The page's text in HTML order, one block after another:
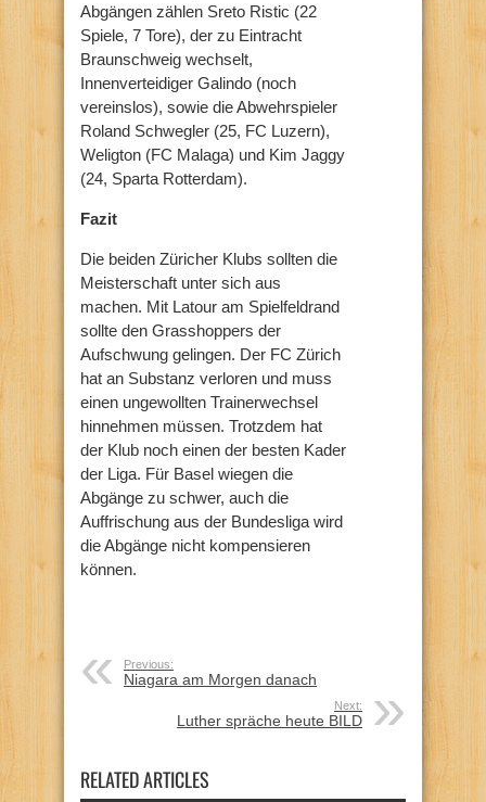
Abgängen zählen Sreto Ristic (22
Spiele, 7 Tore), der zu Eintracht
Braunschweig wechselt,
Innenverteidiger Galindo (noch
vereinslos), sowie die Abwehrspieler
Roland Schwegler (25, FC Luzern),
Weligton (FC Malaga) und Kim Jaggy
(24, Sparta Rotterdam).
Fazit
Die beiden Züricher Klubs sollten die
Meisterschaft unter sich aus
machen. Mit Latour am Spielfeldrand
sollte den Grasshoppers der
Aufschwung gelingen. Der FC Zürich
hat an Substanz verloren und muss
einen ungewollten Trainerwechsel
hinnehmen müssen. Trotzdem hat
der Klub noch einen der besten Kader
der Liga. Für Basel wiegen die
Abgänge zu schwer, auch die
Auffrischung aus der Bundesliga wird
die Abgänge nicht kompensieren
können.
Previous:
Niagara am Morgen danach
Next:
Luther spräche heute BILD
RELATED ARTICLES